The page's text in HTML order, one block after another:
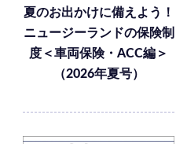
夏のお出かけに備えよう！
ニュージーランドの保険制
度＜車両保険・ACC編＞
（2026年夏号）